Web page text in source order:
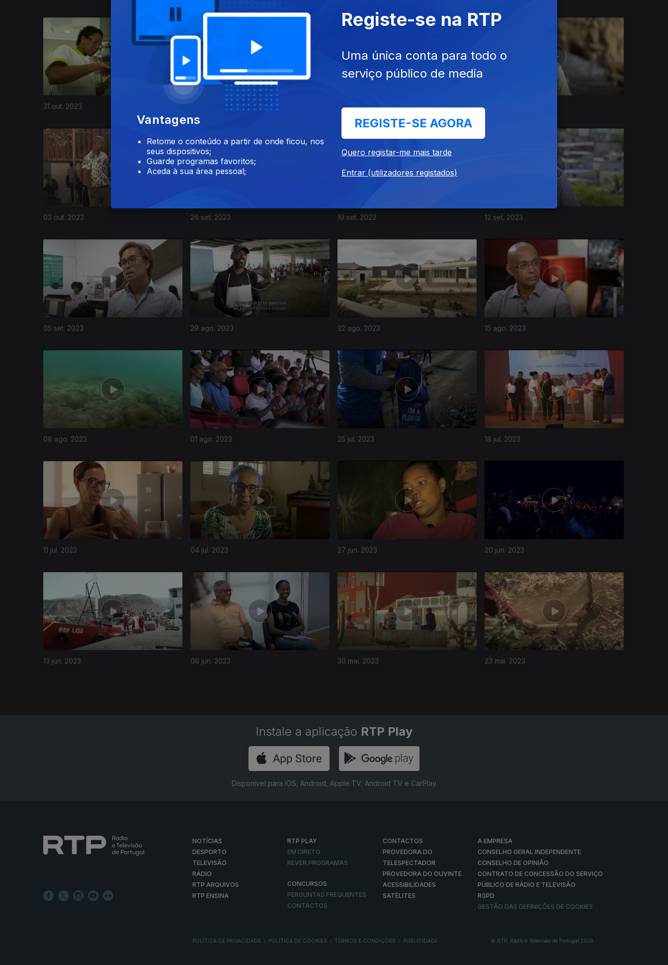
31 out. 2023 24 out. 2023 17 out. 2023
03 out. 2023 26 set. 2023 19 set. 2023 12 set. 2023
05 set. 2023 29 ago. 2023 22 ago. 2023 15 ago. 2023
08 ago. 2023 01 ago. 2023 25 jul. 2023 18 jul. 2023
11 jul. 2023 04 jul. 2023 27 jun. 2023 20 jun. 2023
13 jun. 2023 06 jun. 2023 30 mai. 2023 23 mai. 2023
Instale a aplicação RTP Play
Disponível para iOS, Android, Apple TV, Android TV e CarPlay
NOTÍCIAS
DESPORTO
TELEVISÃO
RÁDIO
RTP ARQUIVOS
RTP ENSINA
RTP PLAY
EM DIRETO
REVER PROGRAMAS
CONCURSOS
PERGUNTAS FREQUENTES
CONTACTOS
CONTACTOS
PROVEDORA DO
TELESPECTADOR
PROVEDORA DO OUVINTE
ACESSIBILIDADES
SATÉLITES
A EMPRESA
CONSELHO GERAL INDEPENDENTE
CONSELHO DE OPINIÃO
CONTRATO DE CONCESSÃO DO SERVIÇO
PÚBLICO DE RÁDIO E TELEVISÃO
RGPD
GESTÃO DAS DEFINIÇÕES DE COOKIES
POLÍTICA DE PRIVACIDADE POLÍTICA DE COOKIES TERMOS E CONDIÇÕES PUBLICIDADE © RTP, Rádio e Televisão de Portugal 2026
Vantagens
Retome o conteúdo a partir de onde ficou, nos
seus dispositivos;
Guarde programas favoritos;
Aceda à sua área pessoal;
Registe-se na RTP
Uma única conta para todo o
serviço público de media
REGISTE-SE AGORA
Quero registar-me mais tarde
Entrar (utilizadores registados)